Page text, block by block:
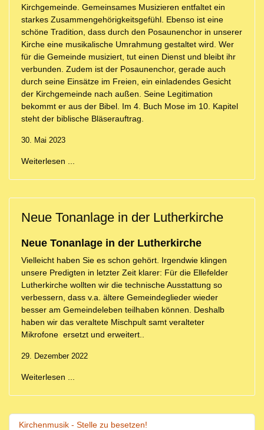
Kirchgemeinde. Gemeinsames Musizieren entfaltet ein
starkes Zusammengehörigkeitsgefühl. Ebenso ist eine
schöne Tradition, dass durch den Posaunenchor in unserer
Kirche eine musikalische Umrahmung gestaltet wird. Wer
für die Gemeinde musiziert, tut einen Dienst und bleibt ihr
verbunden. Zudem ist der Posaunenchor, gerade auch
durch seine Einsätze im Freien, ein einladendes Gesicht
der Kirchgemeinde nach außen. Seine Legitimation
bekommt er aus der Bibel. Im 4. Buch Mose im 10. Kapitel
steht der biblische Bläserauftrag.
30. Mai 2023
Weiterlesen ...
Neue Tonanlage in der Lutherkirche
Neue Tonanlage in der Lutherkirche
Vielleicht haben Sie es schon gehört. Irgendwie klingen
unsere Predigten in letzter Zeit klarer: Für die Ellefelder
Lutherkirche wollten wir die technische Ausstattung so
verbessern, dass v.a. ältere Gemeindeglieder wieder
besser am Gemeindeleben teilhaben können. Deshalb
haben wir das veraltete Mischpult samt veralteter
Mikrofone ersetzt und erweitert..
29. Dezember 2022
Weiterlesen ...
Kirchenmusik - Stelle zu besetzen!